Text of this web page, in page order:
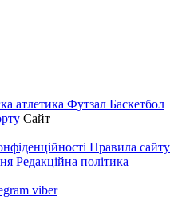
атлетика Футзал Баскетбол
Сайт
Правила сайту
Редакційна політика
viber